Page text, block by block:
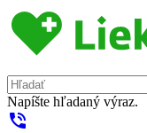
Napíšte hľadaný výraz.
phone_in_talk